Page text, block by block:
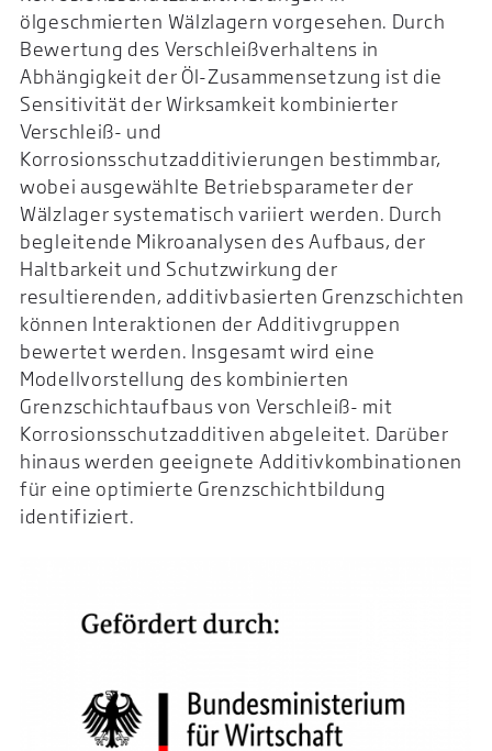
ölgeschmierten Wälzlagern vorgesehen. Durch
Bewertung des Verschleißverhaltens in
Abhängigkeit der Öl-Zusammensetzung ist die
Sensitivität der Wirksamkeit kombinierter
Verschleiß- und
Korrosionsschutzadditivierungen bestimmbar,
wobei ausgewählte Betriebsparameter der
Wälzlager systematisch variiert werden. Durch
begleitende Mikroanalysen des Aufbaus, der
Haltbarkeit und Schutzwirkung der
resultierenden, additivbasierten Grenzschichten
können Interaktionen der Additivgruppen
bewertet werden. Insgesamt wird eine
Modellvorstellung des kombinierten
Grenzschichtaufbaus von Verschleiß- mit
Korrosionsschutzadditiven abgeleitet. Darüber
hinaus werden geeignete Additivkombinationen
für eine optimierte Grenzschichtbildung
identifiziert.